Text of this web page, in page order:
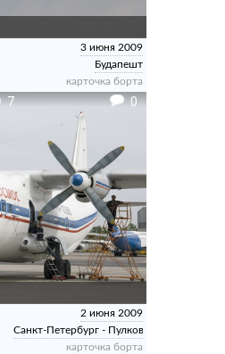
3 июня 2009
Будапешт
карточка борта
7 0
2 июня 2009
Санкт-Петербург - Пулково
карточка борта